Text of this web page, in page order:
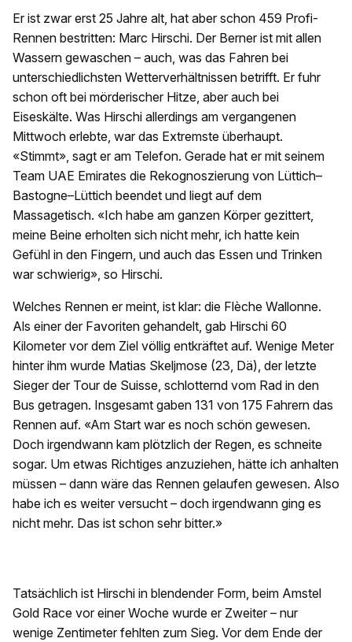
Er ist zwar erst 25 Jahre alt, hat aber schon 459 Profi-
Rennen bestritten: Marc Hirschi. Der Berner ist mit allen
Wassern gewaschen – auch, was das Fahren bei
unterschiedlichsten Wetterverhältnissen betrifft. Er fuhr
schon oft bei mörderischer Hitze, aber auch bei
Eiseskälte. Was Hirschi allerdings am vergangenen
Mittwoch erlebte, war das Extremste überhaupt.
«Stimmt», sagt er am Telefon. Gerade hat er mit seinem
Team UAE Emirates die Rekognoszierung von Lüttich–
Bastogne–Lüttich beendet und liegt auf dem
Massagetisch. «Ich habe am ganzen Körper gezittert,
meine Beine erholten sich nicht mehr, ich hatte kein
Gefühl in den Fingern, und auch das Essen und Trinken
war schwierig», so Hirschi.
Welches Rennen er meint, ist klar: die Flèche Wallonne.
Als einer der Favoriten gehandelt, gab Hirschi 60
Kilometer vor dem Ziel völlig entkräftet auf. Wenige Meter
hinter ihm wurde Matias Skeljmose (23, Dä), der letzte
Sieger der Tour de Suisse, schlotternd vom Rad in den
Bus getragen. Insgesamt gaben 131 von 175 Fahrern das
Rennen auf. «Am Start war es noch schön gewesen.
Doch irgendwann kam plötzlich der Regen, es schneite
sogar. Um etwas Richtiges anzuziehen, hätte ich anhalten
müssen – dann wäre das Rennen gelaufen gewesen. Also
habe ich es weiter versucht – doch irgendwann ging es
nicht mehr. Das ist schon sehr bitter.»
Tatsächlich ist Hirschi in blendender Form, beim Amstel
Gold Race vor einer Woche wurde er Zweiter – nur
wenige Zentimeter fehlten zum Sieg. Vor dem Ende der